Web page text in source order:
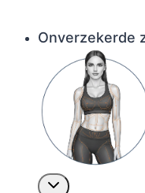
Onverzekerde